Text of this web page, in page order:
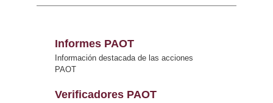
Informes PAOT
Información destacada de las acciones
PAOT
Verificadores PAOT